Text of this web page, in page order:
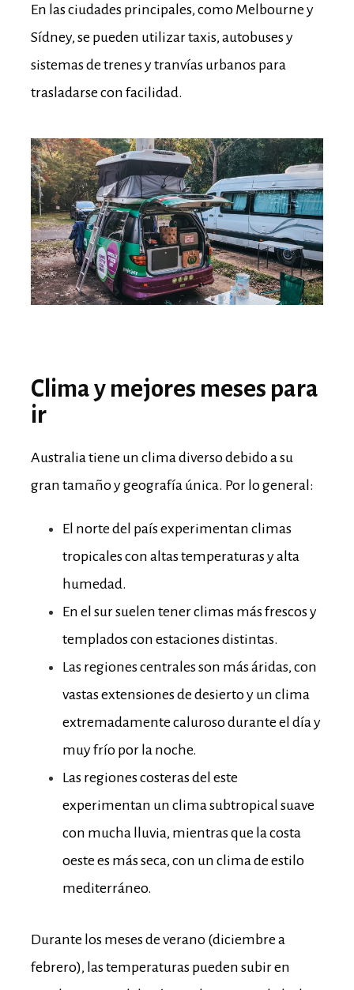
En las ciudades principales, como Melbourne y
Sídney, se pueden utilizar taxis, autobuses y
sistemas de trenes y tranvías urbanos para
trasladarse con facilidad.
Clima y mejores meses para
ir
Australia tiene un clima diverso debido a su
gran tamaño y geografía única. Por lo general:
El norte del país experimentan climas
tropicales con altas temperaturas y alta
humedad.
En el sur suelen tener climas más frescos y
templados con estaciones distintas.
Las regiones centrales son más áridas, con
vastas extensiones de desierto y un clima
extremadamente caluroso durante el día y
muy frío por la noche.
Las regiones costeras del este
experimentan un clima subtropical suave
con mucha lluvia, mientras que la costa
oeste es más seca, con un clima de estilo
mediterráneo.
Durante los meses de verano (diciembre a
febrero), las temperaturas pueden subir en